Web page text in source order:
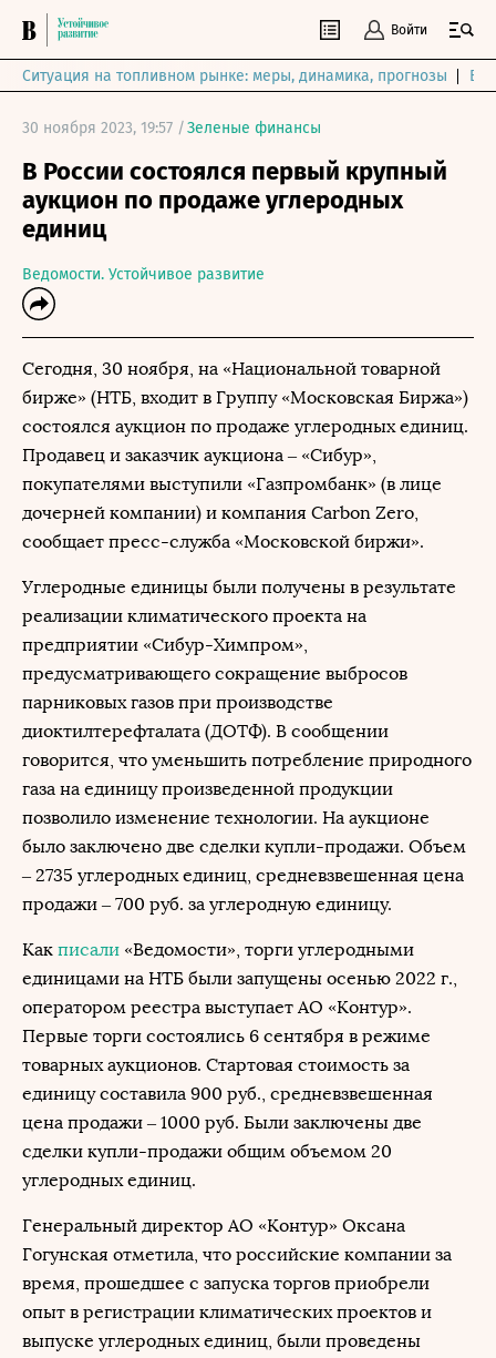
Войти
Ситуация на топливном рынке: меры, динамика, прогнозы
30 ноября 2023, 19:57 /Зеленые финансы
В России состоялся первый крупный
аукцион по продаже углеродных
единиц
Ведомости. Устойчивое развитие
Сегодня, 30 ноября, на «Национальной товарной
бирже» (НТБ, входит в Группу «Московская Биржа»)
состоялся аукцион по продаже углеродных единиц.
Продавец и заказчик аукциона – «Сибур»,
покупателями выступили «Газпромбанк» (в лице
дочерней компании) и компания Carbon Zero,
сообщает пресс-служба «Московской биржи».
Углеродные единицы были получены в результате
реализации климатического проекта на
предприятии «Сибур-Химпром»,
предусматривающего сокращение выбросов
парниковых газов при производстве
диоктилтерефталата (ДОТФ). В сообщении
говорится, что уменьшить потребление природного
газа на единицу произведенной продукции
позволило изменение технологии. На аукционе
было заключено две сделки купли-продажи. Объем
– 2735 углеродных единиц, средневзвешенная цена
продажи – 700 руб. за углеродную единицу.
Как писали «Ведомости», торги углеродными
единицами на НТБ были запущены осенью 2022 г.,
оператором реестра выступает АО «Контур».
Первые торги состоялись 6 сентября в режиме
товарных аукционов. Стартовая стоимость за
единицу составила 900 руб., средневзвешенная
цена продажи – 1000 руб. Были заключены две
сделки купли-продажи общим объемом 20
углеродных единиц.
Генеральный директор АО «Контур» Оксана
Гогунская отметила, что российские компании за
время, прошедшее с запуска торгов приобрели
опыт в регистрации климатических проектов и
выпуске углеродных единиц, были проведены